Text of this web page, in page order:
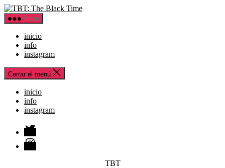
Saltar
al
contenido
TBT:
Menú
inicio
info
instagram
Cerrar el menú
inicio
info
instagram
Twitter
Instagram
Categorías
TBT